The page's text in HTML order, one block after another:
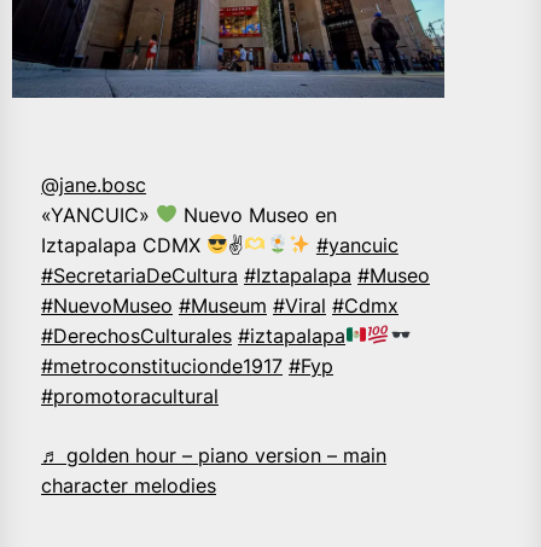
@jane.bosc
«YANCUIC»
Nuevo Museo en
Iztapalapa CDMX
✌
#yancuic
#SecretariaDeCultura #Iztapalapa #Museo
#NuevoMuseo #Museum #Viral #Cdmx
#DerechosCulturales #iztapalapa
#metroconstitucionde1917 #Fyp
#promotoracultural
♬ golden hour – piano version – main
character melodies